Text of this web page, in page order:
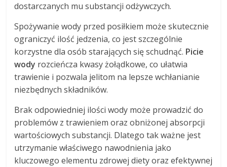
dostarczanych mu substancji odżywczych.
Spożywanie wody przed posiłkiem może skutecznie
ograniczyć ilość jedzenia, co jest szczególnie
korzystne dla osób starających się schudnąć. Picie
wody rozcieńcza kwasy żołądkowe, co ułatwia
trawienie i pozwala jelitom na lepsze wchłanianie
niezbędnych składników.
Brak odpowiedniej ilości wody może prowadzić do
problemów z trawieniem oraz obniżonej absorpcji
wartościowych substancji. Dlatego tak ważne jest
utrzymanie właściwego nawodnienia jako
kluczowego elementu zdrowej diety oraz efektywnej